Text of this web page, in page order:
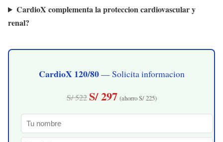
CardioX complementa la proteccion cardiovascular y
renal?
CardioX 120/80— Solicita informacion
S/ 522 S/ 297 (ahorro S/ 225)